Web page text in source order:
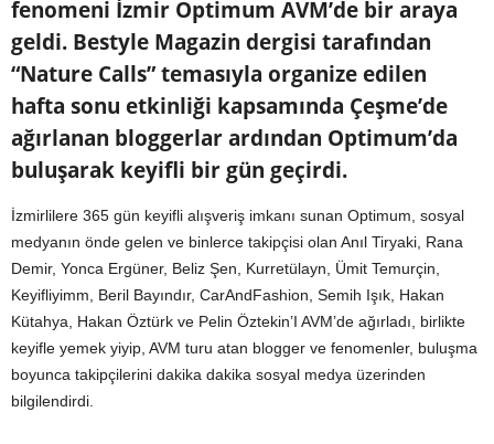
fenomeni İzmir Optimum AVM’de bir araya
geldi. Bestyle Magazin dergisi tarafından
“Nature Calls” temasıyla organize edilen
hafta sonu etkinliği kapsamında Çeşme’de
ağırlanan bloggerlar ardından Optimum’da
buluşarak keyifli bir gün geçirdi.
İzmirlilere 365 gün keyifli alışveriş imkanı sunan Optimum, sosyal
medyanın önde gelen ve binlerce takipçisi olan Anıl Tiryaki, Rana
Demir, Yonca Ergüner, Beliz Şen, Kurretülayn, Ümit Temurçin,
Keyifliyimm, Beril Bayındır, CarAndFashion, Semih Işık, Hakan
Kütahya, Hakan Öztürk ve Pelin Öztekin’I AVM’de ağırladı, birlikte
keyifle yemek yiyip, AVM turu atan blogger ve fenomenler, buluşma
boyunca takipçilerini dakika dakika sosyal medya üzerinden
bilgilendirdi.